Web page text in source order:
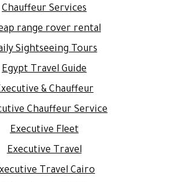
Chauffeur Services
range rover rental
Sightseeing Tours
Egypt Travel Guide
& Chauffeur
Chauffeur Service
Executive Fleet
Executive Travel
Travel Cairo